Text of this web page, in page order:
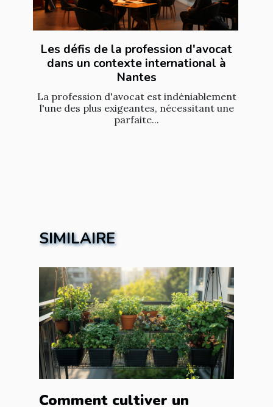
Les défis de la profession d'avocat
dans un contexte international à
Nantes
La profession d'avocat est indéniablement
l'une des plus exigeantes, nécessitant une
parfaite...
SIMILAIRE
Comment cultiver un